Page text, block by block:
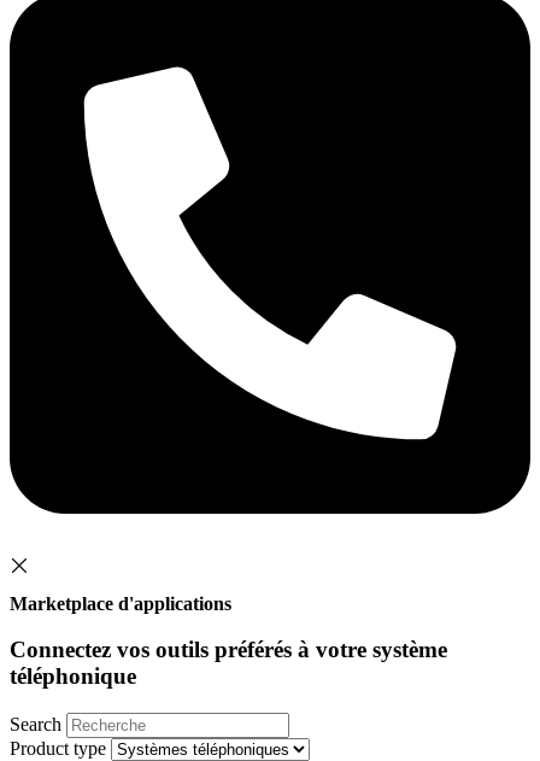
Marketplace d'applications
Connectez vos outils préférés à votre système
téléphonique
Search
Product type